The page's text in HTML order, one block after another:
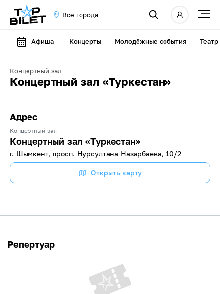
Все города
Афиша Концерты Молодёжные события Театр
Концертный зал
Концертный зал «Туркестан»
Адрес
Концертный зал
Концертный зал «Туркестан»
г. Шымкент, просп. Нурсултана Назарбаева, 10/2
Открыть карту
Репертуар